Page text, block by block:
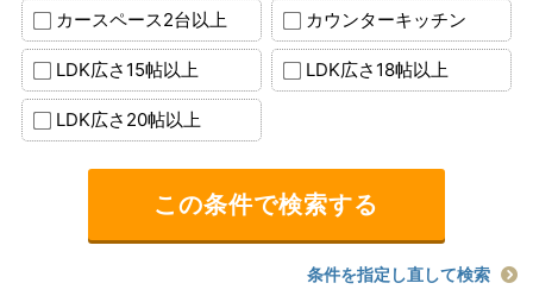
カースペース2台以上 カウンターキッチン
LDK広さ15帖以上 LDK広さ18帖以上
LDK広さ20帖以上
条件を指定し直して検索